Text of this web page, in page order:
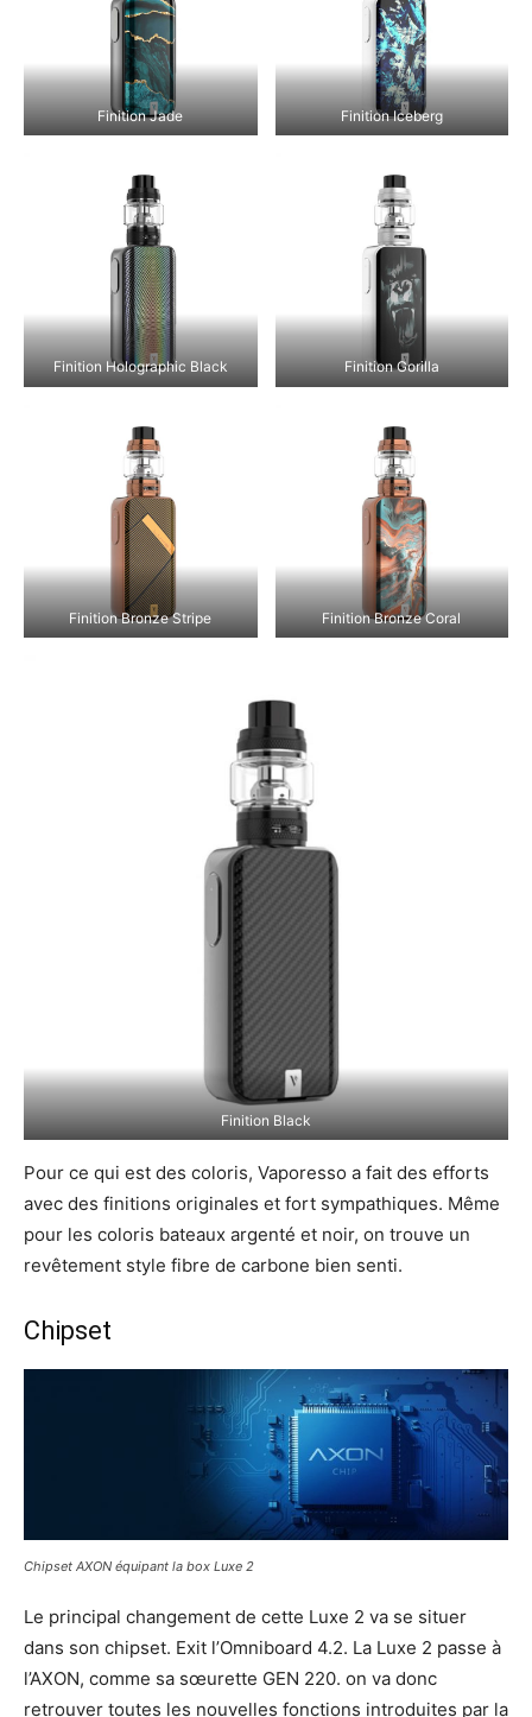
Finition Jade Finition Iceberg
Finition Holographic Black Finition Gorilla
Finition Bronze Stripe Finition Bronze Coral
Finition Black
Pour ce qui est des coloris, Vaporesso a fait des efforts
avec des finitions originales et fort sympathiques. Même
pour les coloris bateaux argenté et noir, on trouve un
revêtement style fibre de carbone bien senti.
Chipset
Chipset AXON équipant la box Luxe 2
Le principal changement de cette Luxe 2 va se situer
dans son chipset. Exit l’Omniboard 4.2. La Luxe 2 passe à
l’AXON, comme sa sœurette GEN 220. on va donc
retrouver toutes les nouvelles fonctions introduites par la